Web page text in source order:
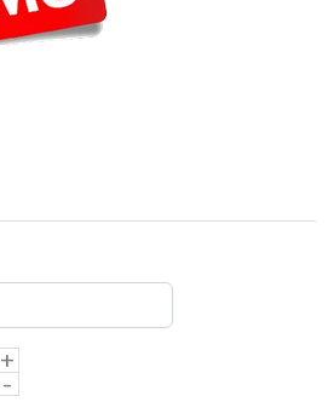
+
-